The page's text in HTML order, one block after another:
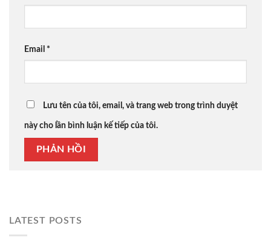
Email *
Lưu tên của tôi, email, và trang web trong trình duyệt
này cho lần bình luận kế tiếp của tôi.
LATEST POSTS